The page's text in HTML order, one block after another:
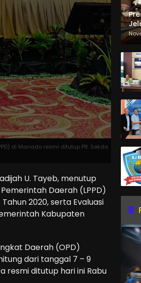
di Manado resmi ditutup Plt. Sekda.
U. Tayeb, menutup
Daerah (LPPD)
2020, serta Evaluasi
Kabupaten
Daerah (OPD)
dari tanggal 7 – 9
resmi ditutup hari ini Rabu